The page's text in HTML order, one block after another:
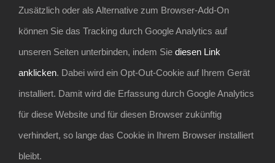
Zusätzlich oder als Alternative zum Browser-Add-On
können Sie das Tracking durch Google Analytics auf
unseren Seiten unterbinden, indem Sie diesen Link
anklicken. Dabei wird ein Opt-Out-Cookie auf Ihrem Gerät
installiert. Damit wird die Erfassung durch Google Analytics
für diese Website und für diesen Browser zukünftig
verhindert, so lange das Cookie in Ihrem Browser installiert
bleibt.